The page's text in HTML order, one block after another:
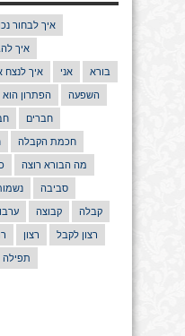
איך לבחור
איך
איך לנצח אני בורא
הפתרון הוא השפעה
חברים
חכמת הקבלה
מה הבורא רוצה
סביבה
קבוצה קבלה
רצון רצון לקבל
תפילה